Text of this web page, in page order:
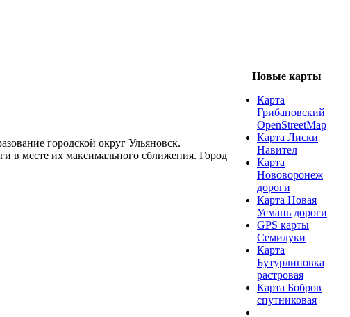
городской округ Ульяновск.
в месте их максимального сближения. Город
Новые карты
Карта
Грибановский
OpenStreetMap
Карта Лиски
Навител
Карта
Нововоронеж
дороги
Карта Новая
Усмань дороги
GPS карты
Семилуки
Карта
Бутурлиновка
растровая
Карта Бобров
спутниковая